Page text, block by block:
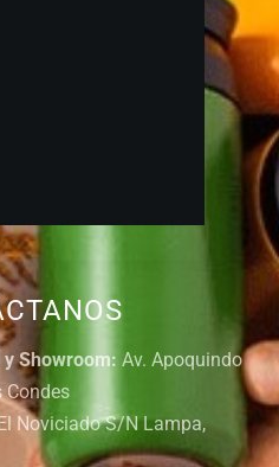
Showroom: Av. Apoquindo
Noviciado S/N Lampa,